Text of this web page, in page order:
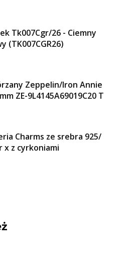
Tk007Cgr/26 - Ciemny
(TK007CGR26)
Zeppelin/Iron Annie
ZE-9L4145A69019C20 T
Charms ze srebra 925/
x z cyrkoniami